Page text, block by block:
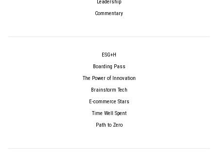
Leadership
Commentary
ESG+H
Boarding Pass
The Power of Innovation
Brainstorm Tech
E-commerce Stars
Time Well Spent
Path to Zero